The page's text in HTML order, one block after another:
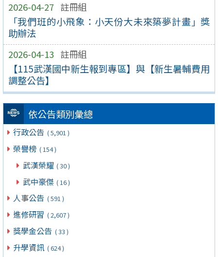
2026-04-27 註冊組
「我們班的小飛象：小天份大未來築夢計畫」獎
助辦法
2026-04-13 註冊組
【115武漢國中新生報到專區】與【新生暑輔費用
調整公告】
依公告類別彙總
行政公告 ( 5,901 )
榮譽榜 ( 154 )
武漢榮耀 ( 30 )
武中豪傑 ( 16 )
人事公告 ( 591 )
進修研習 ( 2,607 )
獎學金公告 ( 33 )
升學資訊 ( 624 )